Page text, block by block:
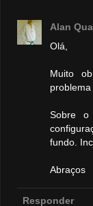
Alan
Olá,
Muito
problema
Sobre o
fundo.
Abraços
Responder